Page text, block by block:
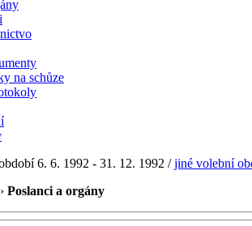
na schůze
6. 6. 1992 - 31. 12. 1992 /jiné volební
› Poslanci a orgány